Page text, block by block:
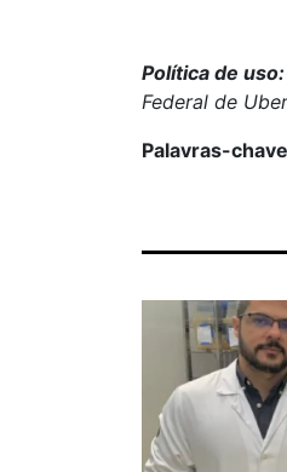
Política de uso:
Federal de
Palavras-